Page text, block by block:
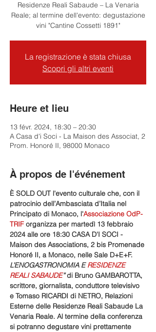
Residenze Reali Sabaude – La Venaria
Reale; al termine dell'evento: degustazione
vini "Cantine Cossetti 1891"
La registrazione è stata chiusa
Scopri gli altri eventi
Heure et lieu
13 févr. 2024, 18:30 – 20:30
A Casa d'i Soci - La Maison des Associat, 2
Prom. Honoré II, 98000 Monaco
À propos de l'événement
È SOLD OUT l'evento culturale che, con il
patrocinio dell’Ambasciata d’Italia nel
Principato di Monaco, l'Associazione OdP-
TRIF organizza per martedì 13 febbraio
2024 alle ore 18:30 CASA D'I SOCI -
Maison des Associations, 2 bis Promenade
Honoré II, a Monaco, nelle Sale D+E+F.
L’ENOGASTRONOMIA E RESIDENZE
REALI SABAUDE” di Bruno GAMBAROTTA,
scrittore, giornalista, conduttore televisivo
e Tomaso RICARDI di NETRO, Relazioni
Esterne delle Residenze Reali Sabaude La
Venaria Reale. Al termine della conferenza
si potranno degustare vini prettamente